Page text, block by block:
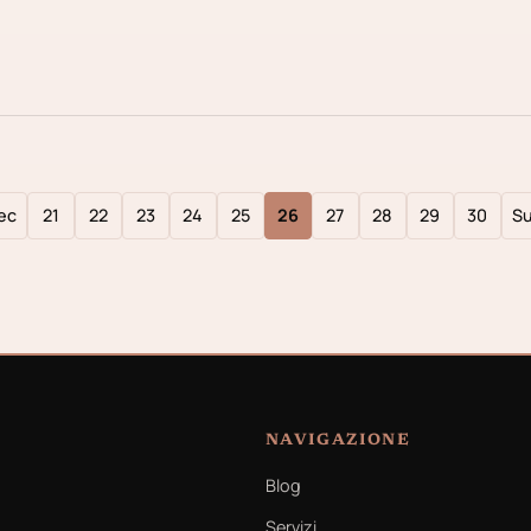
21 22 23 24 25 26 27 28 29 30
NAVIGAZIONE
Blog
Servizi